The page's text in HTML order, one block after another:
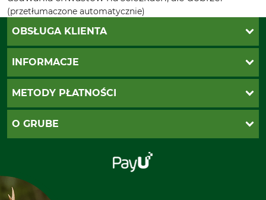
(przetłumaczone automatycznie)
OBSŁUGA KLIENTA
Katalogi Grube
Ustawienia plików cookie
INFORMACJE
Koszty dostawy
Odstąpienie od zamówienia
METODY PŁATNOŚCI
PayU
O GRUBE
Grube w Europie